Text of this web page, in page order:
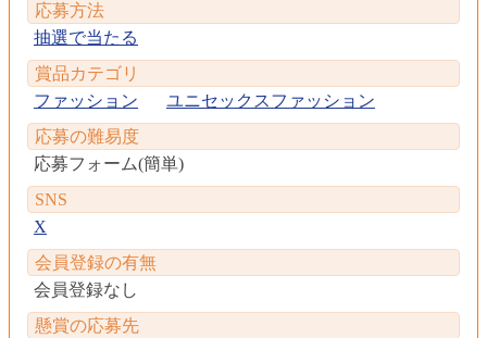
応募方法
抽選で当たる
賞品カテゴリ
ファッション
ユニセックスファッション
応募の難易度
応募フォーム(簡単)
SNS
X
会員登録の有無
会員登録なし
懸賞の応募先